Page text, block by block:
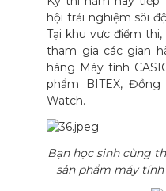
hội trải nghiệm sôi
Tại khu vực điểm
tham gia các gian
hàng Máy tính
phẩm BITEX,
Watch.
Bạn học sinh cùng
sản phẩm máy